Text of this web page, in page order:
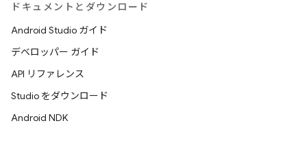
ドキュメントとダウンロード
Android Studio ガイド
デベロッパー ガイド
API リファレンス
Studio をダウンロード
Android NDK